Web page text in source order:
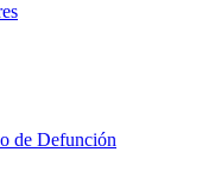
de Defunción